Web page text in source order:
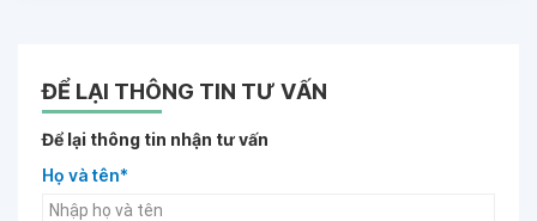
ĐỂ LẠI THÔNG TIN TƯ VẤN
Để lại thông tin nhận tư vấn
Họ và tên*